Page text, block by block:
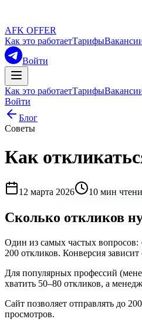
AFK OFFER
Как это работаетТарифы
Войти
Как это работаетТарифы
Войти
Блог
Советы
Как
12 марта 2026 10 мин
Сколько откликов
Один из самых частых вопросов:
200 откликов. Конверсия
Для популярных профессий
хватить 50–80 откликов, а
Сайт позволяет отправлять до
просмотров.